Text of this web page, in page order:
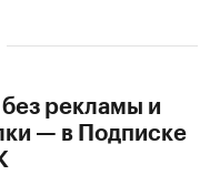
без рекламы и
— в Подписке